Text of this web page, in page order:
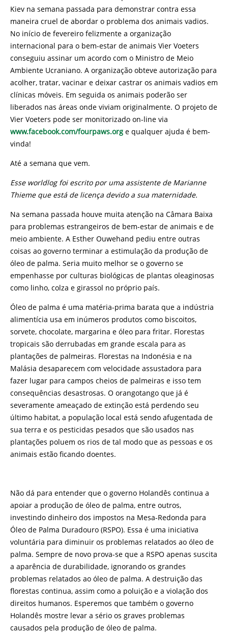
Kiev na semana passada para demonstrar contra essa
maneira cruel de abordar o problema dos animais vadios.
No início de fevereiro felizmente a organização
internacional para o bem-estar de animais Vier Voeters
conseguiu assinar um acordo com o Ministro de Meio
Ambiente Ucraniano. A organização obteve autorização para
acolher, tratar, vacinar e deixar castrar os animais vadios em
clínicas móveis. Em seguida os animais poderão ser
liberados nas áreas onde viviam originalmente. O projeto de
Vier Voeters pode ser monitorizado on-line via
www.facebook.com/fourpaws.org e qualquer ajuda é bem-
vinda!
Até a semana que vem.
Esse worldlog foi escrito por uma assistente de Marianne
Thieme que está de licença devido a sua maternidade.
Na semana passada houve muita atenção na Câmara Baixa
para problemas estrangeiros de bem-estar de animais e de
meio ambiente. A Esther Ouwehand pediu entre outras
coisas ao governo terminar a estimulação da produção de
óleo de palma. Seria muito melhor se o governo se
empenhasse por culturas biológicas de plantas oleaginosas
como linho, colza e girassol no próprio país.
Óleo de palma é uma matéria-prima barata que a indústria
alimentícia usa em inúmeros produtos como biscoitos,
sorvete, chocolate, margarina e óleo para fritar. Florestas
tropicais são derrubadas em grande escala para as
plantações de palmeiras. Florestas na Indonésia e na
Malásia desaparecem com velocidade assustadora para
fazer lugar para campos cheios de palmeiras e isso tem
consequências desastrosas. O orangotango que já é
severamente ameaçado de extinção está perdendo seu
último habitat, a população local está sendo afugentada de
sua terra e os pesticidas pesados que são usados nas
plantações poluem os rios de tal modo que as pessoas e os
animais estão ficando doentes.
Não dá para entender que o governo Holandês continua a
apoiar a produção de óleo de palma, entre outros,
investindo dinheiro dos impostos na Mesa-Redonda para
Óleo de Palma Duradouro (RSPO). Essa é uma iniciativa
voluntária para diminuir os problemas relatados ao óleo de
palma. Sempre de novo prova-se que a RSPO apenas suscita
a aparência de durabilidade, ignorando os grandes
problemas relatados ao óleo de palma. A destruição das
florestas continua, assim como a poluição e a violação dos
direitos humanos. Esperemos que também o governo
Holandês mostre levar a sério os graves problemas
causados pela produção de óleo de palma.